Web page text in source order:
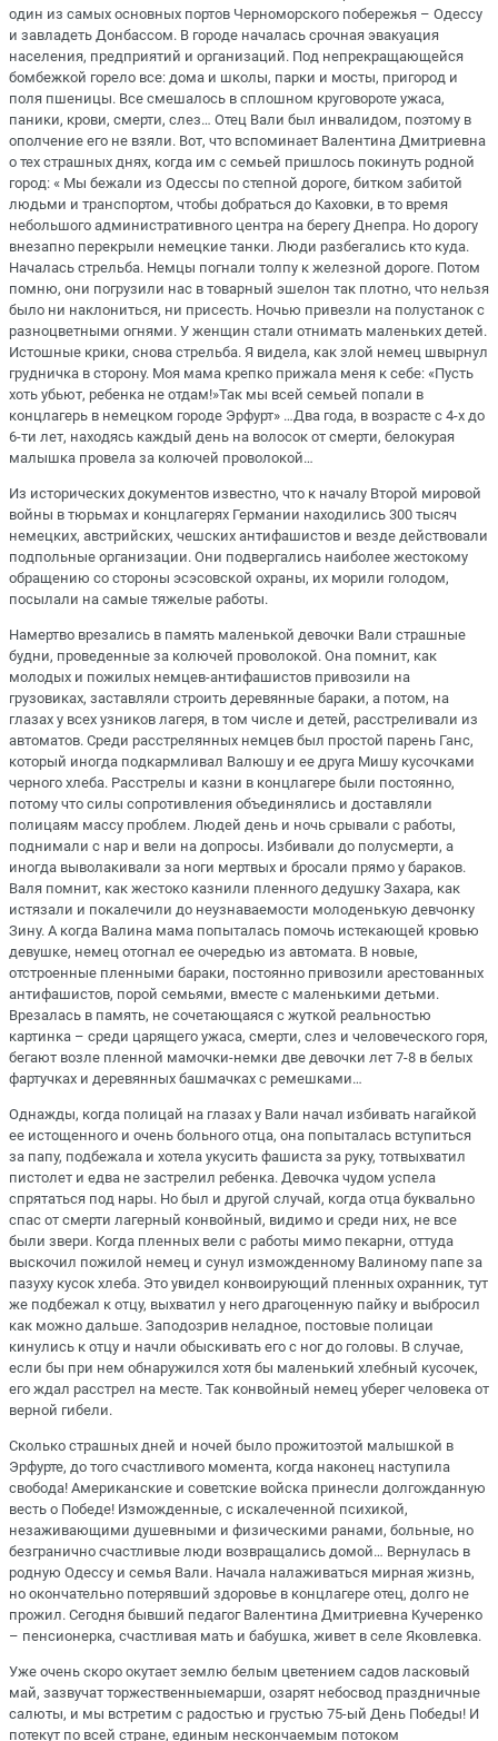
один из самых основных портов Черноморского побережья – Одессу
и завладеть Донбассом. В городе началась срочная эвакуация
населения, предприятий и организаций. Под непрекращающейся
бомбежкой горело все: дома и школы, парки и мосты, пригород и
поля пшеницы. Все смешалось в сплошном круговороте ужаса,
паники, крови, смерти, слез… Отец Вали был инвалидом, поэтому в
ополчение его не взяли. Вот, что вспоминает Валентина Дмитриевна
о тех страшных днях, когда им с семьей пришлось покинуть родной
город: « Мы бежали из Одессы по степной дороге, битком забитой
людьми и транспортом, чтобы добраться до Каховки, в то время
небольшого административного центра на берегу Днепра. Но дорогу
внезапно перекрыли немецкие танки. Люди разбегались кто куда.
Началась стрельба. Немцы погнали толпу к железной дороге. Потом
помню, они погрузили нас в товарный эшелон так плотно, что нельзя
было ни наклониться, ни присесть. Ночью привезли на полустанок с
разноцветными огнями. У женщин стали отнимать маленьких детей.
Истошные крики, снова стрельба. Я видела, как злой немец швырнул
грудничка в сторону. Моя мама крепко прижала меня к себе: «Пусть
хоть убьют, ребенка не отдам!»Так мы всей семьей попали в
концлагерь в немецком городе Эрфурт» …Два года, в возрасте с 4-х до
6-ти лет, находясь каждый день на волосок от смерти, белокурая
малышка провела за колючей проволокой…
Из исторических документов известно, что к началу Второй мировой
войны в тюрьмах и концлагерях Германии находились 300 тысяч
немецких, австрийских, чешских антифашистов и везде действовали
подпольные организации. Они подвергались наиболее жестокому
обращению со стороны эсэсовской охраны, их морили голодом,
посылали на самые тяжелые работы.
Намертво врезались в память маленькой девочки Вали страшные
будни, проведенные за колючей проволокой. Она помнит, как
молодых и пожилых немцев-антифашистов привозили на
грузовиках, заставляли строить деревянные бараки, а потом, на
глазах у всех узников лагеря, в том числе и детей, расстреливали из
автоматов. Среди расстрелянных немцев был простой парень Ганс,
который иногда подкармливал Валюшу и ее друга Мишу кусочками
черного хлеба. Расстрелы и казни в концлагере были постоянно,
потому что силы сопротивления объединялись и доставляли
полицаям массу проблем. Людей день и ночь срывали с работы,
поднимали с нар и вели на допросы. Избивали до полусмерти, а
иногда выволакивали за ноги мертвых и бросали прямо у бараков.
Валя помнит, как жестоко казнили пленного дедушку Захара, как
истязали и покалечили до неузнаваемости молоденькую девчонку
Зину. А когда Валина мама попыталась помочь истекающей кровью
девушке, немец отогнал ее очередью из автомата. В новые,
отстроенные пленными бараки, постоянно привозили арестованных
антифашистов, порой семьями, вместе с маленькими детьми.
Врезалась в память, не сочетающаяся с жуткой реальностью
картинка – среди царящего ужаса, смерти, слез и человеческого горя,
бегают возле пленной мамочки-немки две девочки лет 7-8 в белых
фартучках и деревянных башмачках с ремешками…
Однажды, когда полицай на глазах у Вали начал избивать нагайкой
ее истощенного и очень больного отца, она попыталась вступиться
за папу, подбежала и хотела укусить фашиста за руку, тотвыхватил
пистолет и едва не застрелил ребенка. Девочка чудом успела
спрятаться под нары. Но был и другой случай, когда отца буквально
спас от смерти лагерный конвойный, видимо и среди них, не все
были звери. Когда пленных вели с работы мимо пекарни, оттуда
выскочил пожилой немец и сунул изможденному Валиному папе за
пазуху кусок хлеба. Это увидел конвоирующий пленных охранник, тут
же подбежал к отцу, выхватил у него драгоценную пайку и выбросил
как можно дальше. Заподозрив неладное, постовые полицаи
кинулись к отцу и начли обыскивать его с ног до головы. В случае,
если бы при нем обнаружился хотя бы маленький хлебный кусочек,
его ждал расстрел на месте. Так конвойный немец уберег человека от
верной гибели.
Сколько страшных дней и ночей было прожитоэтой малышкой в
Эрфурте, до того счастливого момента, когда наконец наступила
свобода! Американские и советские войска принесли долгожданную
весть о Победе! Изможденные, с искалеченной психикой,
незаживающими душевными и физическими ранами, больные, но
безгранично счастливые люди возвращались домой… Вернулась в
родную Одессу и семья Вали. Начала налаживаться мирная жизнь,
но окончательно потерявший здоровье в концлагере отец, долго не
прожил. Сегодня бывший педагог Валентина Дмитриевна Кучеренко
– пенсионерка, счастливая мать и бабушка, живет в селе Яковлевка.
Уже очень скоро окутает землю белым цветением садов ласковый
май, зазвучат торжественныемарши, озарят небосвод праздничные
салюты, и мы встретим с радостью и грустью 75-ый День Победы! И
потекут по всей стране, единым нескончаемым потоком